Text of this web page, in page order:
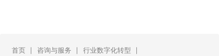
首页 咨询与服务
行业数字化转型